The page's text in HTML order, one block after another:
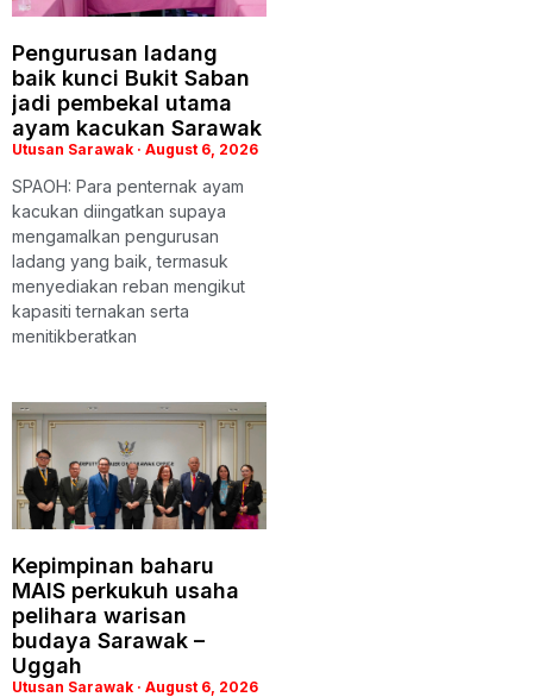
Pengurusan ladang
baik kunci Bukit Saban
jadi pembekal utama
ayam kacukan Sarawak
Utusan Sarawak August 6, 2026
SPAOH: Para penternak ayam
kacukan diingatkan supaya
mengamalkan pengurusan
ladang yang baik, termasuk
menyediakan reban mengikut
kapasiti ternakan serta
menitikberatkan
Kepimpinan baharu
MAIS perkukuh usaha
pelihara warisan
budaya Sarawak –
Uggah
Utusan Sarawak August 6, 2026